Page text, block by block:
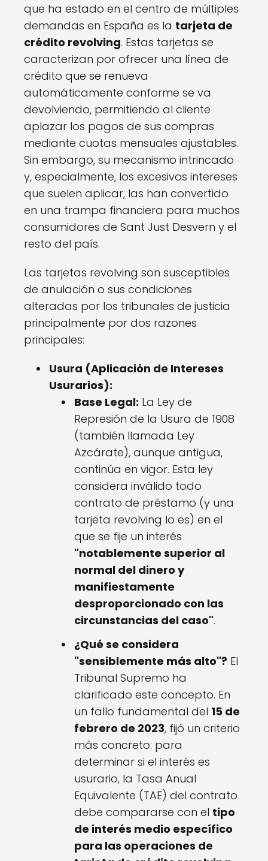
que ha estado en el centro de múltiples
demandas en España es la tarjeta de
crédito revolving. Estas tarjetas se
caracterizan por ofrecer una línea de
crédito que se renueva
automáticamente conforme se va
devolviendo, permitiendo al cliente
aplazar los pagos de sus compras
mediante cuotas mensuales ajustables.
Sin embargo, su mecanismo intrincado
y, especialmente, los excesivos intereses
que suelen aplicar, las han convertido
en una trampa financiera para muchos
consumidores de Sant Just Desvern y el
resto del país.
Las tarjetas revolving son susceptibles
de anulación o sus condiciones
alteradas por los tribunales de justicia
principalmente por dos razones
principales:
Usura (Aplicación de Intereses
Usurarios):
Base Legal: La Ley de
Represión de la Usura de 1908
(también llamada Ley
Azcárate), aunque antigua,
continúa en vigor. Esta ley
considera inválido todo
contrato de préstamo (y una
tarjeta revolving lo es) en el
que se fije un interés
"notablemente superior al
normal del dinero y
manifiestamente
desproporcionado con las
circunstancias del caso".
¿Qué se considera
"sensiblemente más alto"? El
Tribunal Supremo ha
clarificado este concepto. En
un fallo fundamental del 15 de
febrero de 2023, fijó un criterio
más concreto: para
determinar si el interés es
usurario, la Tasa Anual
Equivalente (TAE) del contrato
debe compararse con el tipo
de interés medio específico
para las operaciones de